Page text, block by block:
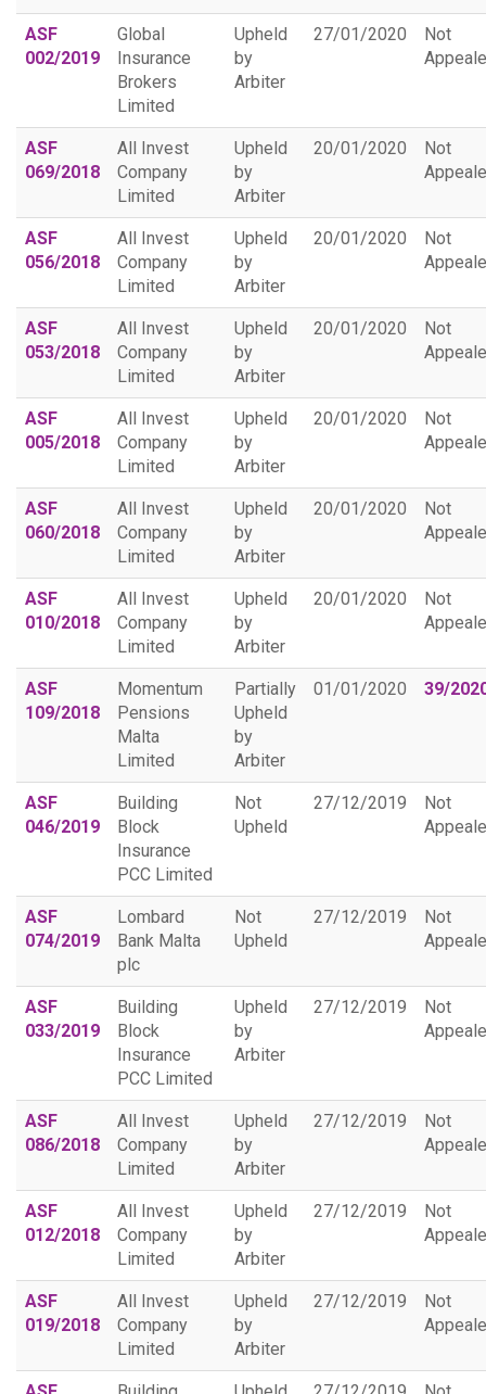
ASF
002/2019
Global
Insurance
Brokers
Limited
Upheld
by
Arbiter
27/01/2020
Not
ASF
069/2018
All Invest
Company
Limited
Upheld
by
Arbiter
20/01/2020
Not
ASF
056/2018
All Invest
Company
Limited
Upheld
by
Arbiter
20/01/2020
Not
ASF
053/2018
All Invest
Company
Limited
Upheld
by
Arbiter
20/01/2020
Not
ASF
005/2018
All Invest
Company
Limited
Upheld
by
Arbiter
20/01/2020
Not
ASF
060/2018
All Invest
Company
Limited
Upheld
by
Arbiter
20/01/2020
Not
ASF
010/2018
All Invest
Company
Limited
Upheld
by
Arbiter
20/01/2020
Not
ASF
109/2018
Momentum
Pensions
Malta
Limited
Partially
Upheld
by
Arbiter
01/01/2020 39/
ASF
046/2019
Building
Block
Insurance
PCC Limited
Not
Upheld
27/12/2019
Not
ASF
074/2019
Lombard
Bank Malta
plc
Not
Upheld
27/12/2019
Not
ASF
033/2019
Building
Block
Insurance
PCC Limited
Upheld
by
Arbiter
27/12/2019
Not
ASF
086/2018
All Invest
Company
Limited
Upheld
by
Arbiter
27/12/2019
Not
ASF
012/2018
All Invest
Company
Limited
Upheld
by
Arbiter
27/12/2019
Not
ASF
019/2018
All Invest
Company
Limited
Upheld
by
Arbiter
27/12/2019
Not